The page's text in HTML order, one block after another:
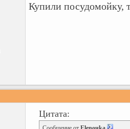
Купили посудомойку,
Цитата: